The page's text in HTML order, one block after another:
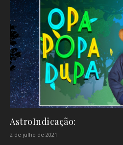
AstroIndicação:
2 de julho de 2021